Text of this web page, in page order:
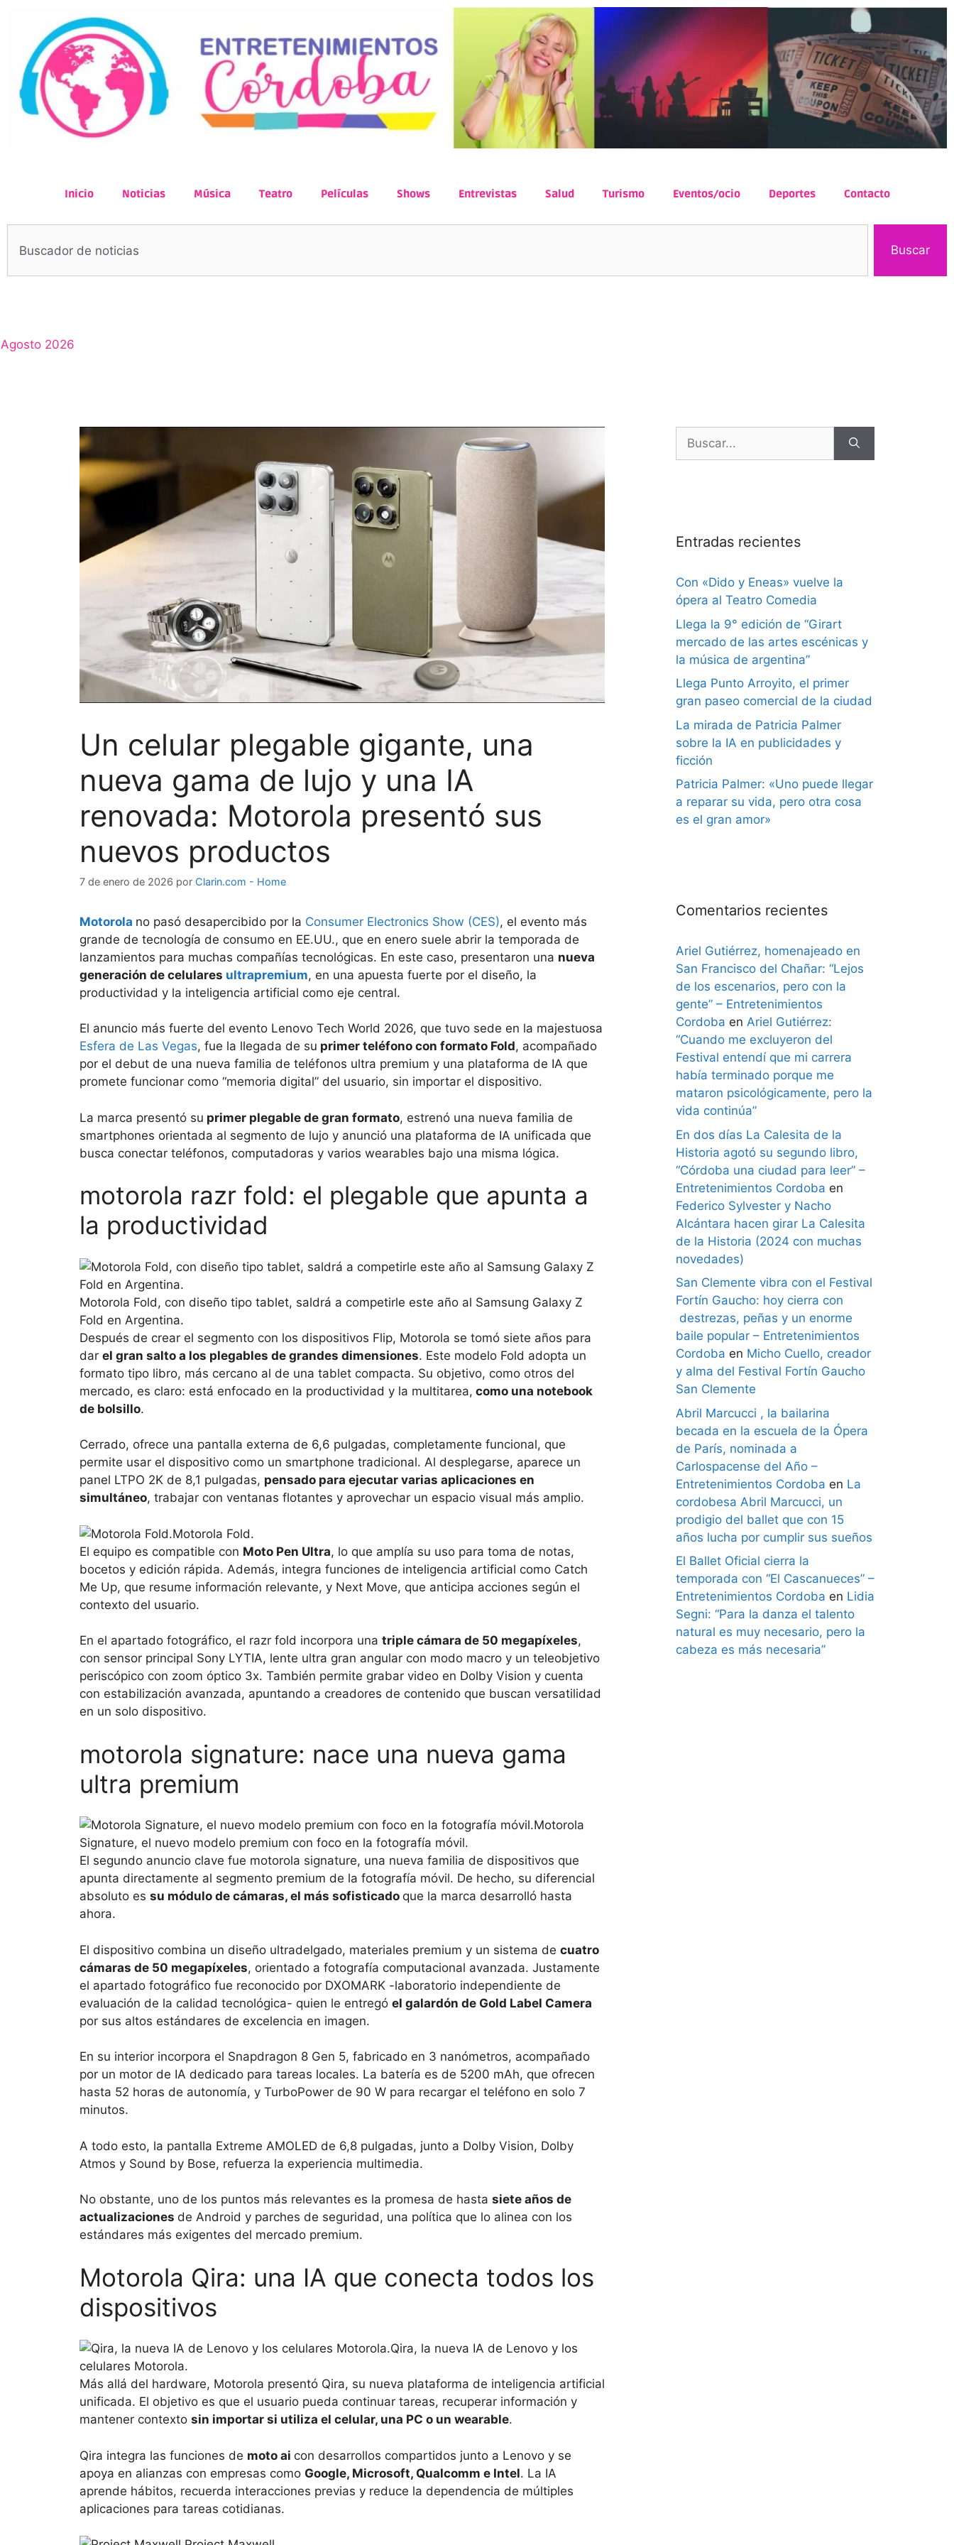
Inicio Noticias Música Teatro Películas Shows Entrevistas Salud Turismo Eventos/ocio Deportes Contacto
Buscar
Agosto 2026
Un celular plegable gigante, una
nueva gama de lujo y una IA
renovada: Motorola presentó sus
nuevos productos
7 de enero de 2026 por Clarin.com - Home
Motorola no pasó desapercibido por la Consumer Electronics Show (CES), el evento más
grande de tecnología de consumo en EE.UU., que en enero suele abrir la temporada de
lanzamientos para muchas compañías tecnológicas. En este caso, presentaron una nueva
generación de celulares ultrapremium, en una apuesta fuerte por el diseño, la
productividad y la inteligencia artificial como eje central.
El anuncio más fuerte del evento Lenovo Tech World 2026, que tuvo sede en la majestuosa
Esfera de Las Vegas, fue la llegada de su primer teléfono con formato Fold, acompañado
por el debut de una nueva familia de teléfonos ultra premium y una plataforma de IA que
promete funcionar como “memoria digital” del usuario, sin importar el dispositivo.
La marca presentó su primer plegable de gran formato, estrenó una nueva familia de
smartphones orientada al segmento de lujo y anunció una plataforma de IA unificada que
busca conectar teléfonos, computadoras y varios wearables bajo una misma lógica.
motorola razr fold: el plegable que apunta a
la productividad
Motorola Fold, con diseño tipo tablet, saldrá a competirle este año al Samsung Galaxy Z
Fold en Argentina.
Después de crear el segmento con los dispositivos Flip, Motorola se tomó siete años para
dar el gran salto a los plegables de grandes dimensiones. Este modelo Fold adopta un
formato tipo libro, más cercano al de una tablet compacta. Su objetivo, como otros del
mercado, es claro: está enfocado en la productividad y la multitarea, como una notebook
de bolsillo.
Cerrado, ofrece una pantalla externa de 6,6 pulgadas, completamente funcional, que
permite usar el dispositivo como un smartphone tradicional. Al desplegarse, aparece un
panel LTPO 2K de 8,1 pulgadas, pensado para ejecutar varias aplicaciones en
simultáneo, trabajar con ventanas flotantes y aprovechar un espacio visual más amplio.
Motorola Fold.
El equipo es compatible con Moto Pen Ultra, lo que amplía su uso para toma de notas,
bocetos y edición rápida. Además, integra funciones de inteligencia artificial como Catch
Me Up, que resume información relevante, y Next Move, que anticipa acciones según el
contexto del usuario.
En el apartado fotográfico, el razr fold incorpora una triple cámara de 50 megapíxeles,
con sensor principal Sony LYTIA, lente ultra gran angular con modo macro y un teleobjetivo
periscópico con zoom óptico 3x. También permite grabar video en Dolby Vision y cuenta
con estabilización avanzada, apuntando a creadores de contenido que buscan versatilidad
en un solo dispositivo.
motorola signature: nace una nueva gama
ultra premium
Motorola
Signature, el nuevo modelo premium con foco en la fotografía móvil.
El segundo anuncio clave fue motorola signature, una nueva familia de dispositivos que
apunta directamente al segmento premium de la fotografía móvil. De hecho, su diferencial
absoluto es su módulo de cámaras, el más sofisticado que la marca desarrolló hasta
ahora.
El dispositivo combina un diseño ultradelgado, materiales premium y un sistema de cuatro
cámaras de 50 megapíxeles, orientado a fotografía computacional avanzada. Justamente
el apartado fotográfico fue reconocido por DXOMARK -laboratorio independiente de
evaluación de la calidad tecnológica- quien le entregó el galardón de Gold Label Camera
por sus altos estándares de excelencia en imagen.
En su interior incorpora el Snapdragon 8 Gen 5, fabricado en 3 nanómetros, acompañado
por un motor de IA dedicado para tareas locales. La batería es de 5200 mAh, que ofrecen
hasta 52 horas de autonomía, y TurboPower de 90 W para recargar el teléfono en solo 7
minutos.
A todo esto, la pantalla Extreme AMOLED de 6,8 pulgadas, junto a Dolby Vision, Dolby
Atmos y Sound by Bose, refuerza la experiencia multimedia.
No obstante, uno de los puntos más relevantes es la promesa de hasta siete años de
actualizaciones de Android y parches de seguridad, una política que lo alinea con los
estándares más exigentes del mercado premium.
Motorola Qira: una IA que conecta todos los
dispositivos
Qira, la nueva IA de Lenovo y los
celulares Motorola.
Más allá del hardware, Motorola presentó Qira, su nueva plataforma de inteligencia artificial
unificada. El objetivo es que el usuario pueda continuar tareas, recuperar información y
mantener contexto sin importar si utiliza el celular, una PC o un wearable.
Qira integra las funciones de moto ai con desarrollos compartidos junto a Lenovo y se
apoya en alianzas con empresas como Google, Microsoft, Qualcomm e Intel. La IA
aprende hábitos, recuerda interacciones previas y reduce la dependencia de múltiples
aplicaciones para tareas cotidianas.
Entradas recientes
Con «Dido y Eneas» vuelve la
ópera al Teatro Comedia
Llega la 9° edición de “Girart
mercado de las artes escénicas y
la música de argentina”
Llega Punto Arroyito, el primer
gran paseo comercial de la ciudad
La mirada de Patricia Palmer
sobre la IA en publicidades y
ficción
Patricia Palmer: «Uno puede llegar
a reparar su vida, pero otra cosa
es el gran amor»
Comentarios recientes
Ariel Gutiérrez, homenajeado en
San Francisco del Chañar: “Lejos
de los escenarios, pero con la
gente” – Entretenimientos
Cordoba en Ariel Gutiérrez:
“Cuando me excluyeron del
Festival entendí que mi carrera
había terminado porque me
mataron psicológicamente, pero la
vida continúa”
En dos días La Calesita de la
Historia agotó su segundo libro,
“Córdoba una ciudad para leer” –
Entretenimientos Cordoba en
Federico Sylvester y Nacho
Alcántara hacen girar La Calesita
de la Historia (2024 con muchas
novedades)
San Clemente vibra con el Festival
Fortín Gaucho: hoy cierra con
destrezas, peñas y un enorme
baile popular – Entretenimientos
Cordoba en Micho Cuello, creador
y alma del Festival Fortín Gaucho
San Clemente
Abril Marcucci , la bailarina
becada en la escuela de la Ópera
de París, nominada a
Carlospacense del Año –
Entretenimientos Cordoba en La
cordobesa Abril Marcucci, un
prodigio del ballet que con 15
años lucha por cumplir sus sueños
El Ballet Oficial cierra la
temporada con “El Cascanueces” –
Entretenimientos Cordoba en Lidia
Segni: “Para la danza el talento
natural es muy necesario, pero la
cabeza es más necesaria”